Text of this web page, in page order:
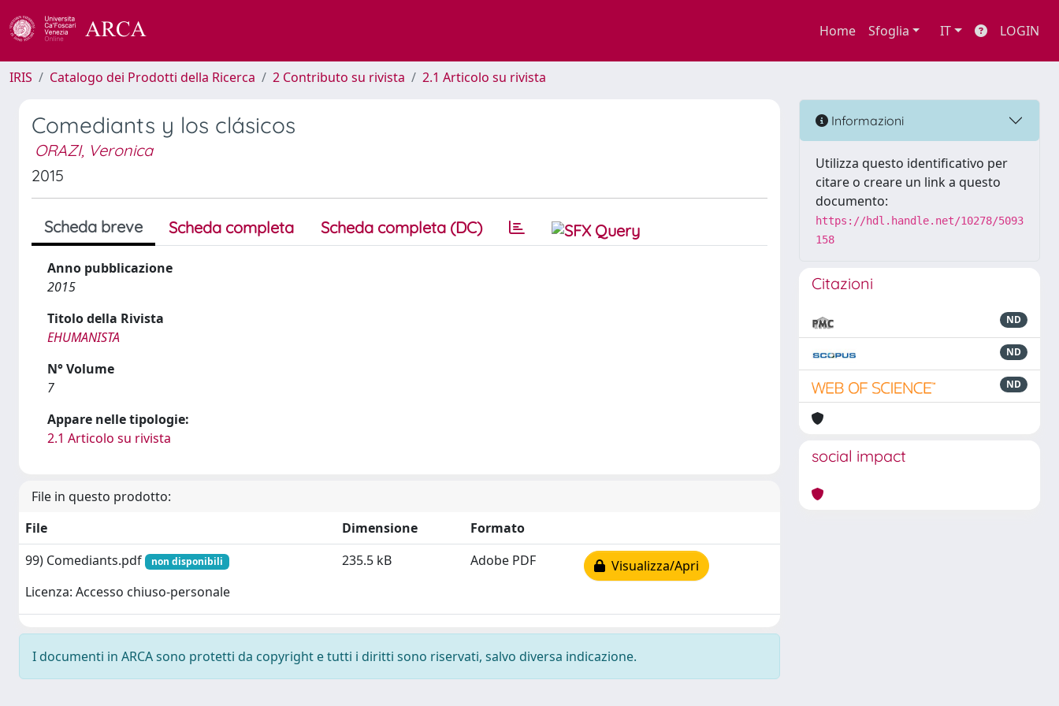
Home Sfoglia IT LOGIN
IRIS Catalogo dei Prodotti della Ricerca 2 Contributo su rivista 2.1 Articolo su rivista
Comediants y los clásicos
ORAZI, Veronica
2015
Scheda breve Scheda completa Scheda completa (DC)
Anno pubblicazione
2015
Titolo della Rivista
EHUMANISTA
N° Volume
7
Appare nelle tipologie:
2.1 Articolo su rivista
File in questo prodotto:
File
Dimensione
Formato
99) Comediants.pdf
non disponibili
Licenza: Accesso chiuso-personale
235.5 kB Adobe PDF Visualizza/Apri
I documenti in ARCA sono protetti da copyright e tutti i diritti sono riservati, salvo diversa indicazione.
Informazioni
Utilizza questo identificativo per
citare o creare un link a questo
documento:
https://hdl.handle.net/10278/5093
158
Citazioni
ND
ND
ND
social impact